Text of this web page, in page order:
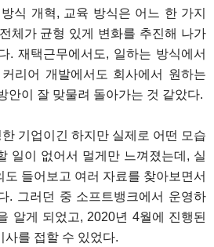
식 개혁, 교육 방식은 어느 한 가지
체가 균형 있게 변화를 추진해 나가
. 재택근무에서도, 일하는 방식에서
리어 개발에서도 회사에서 원하는
안이 잘 맞물려 돌아가는 것 같았다.
기업이긴 하지만 실제로 어떤 모습
일이 없어서 멀게만 느껴졌는데, 실
들어보고 여러 자료를 찾아보면서
. 그러던 중 소프트뱅크에서 운영하
알게 되었고, 2020년 4월에 진행된
사를 접할 수 있었다.